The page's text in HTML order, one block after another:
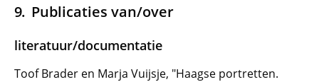
Publicaties van/over
literatuur/documentatie
Toof Brader en Marja Vuijsje, "Haagse portretten.